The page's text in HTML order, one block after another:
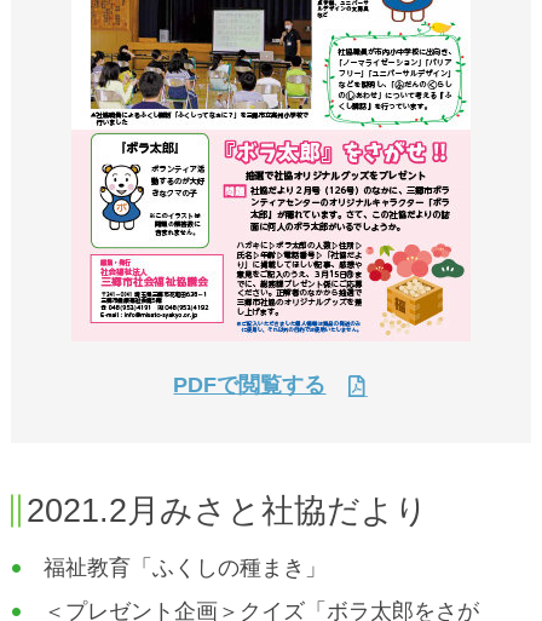
PDFで閲覧する
2021.2月みさと社協だより
福祉教育「ふくしの種まき」
＜プレゼント企画＞クイズ「ボラ太郎をさが